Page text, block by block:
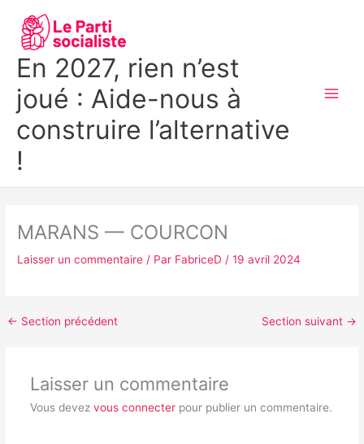
contenu
En 2027, rien n’est
joué : Aide-nous à
construire l’alternative
!
MARANS — COURCON
Laisser un commentaire / Par FabriceD/19 avril 2024
← Section précédent Section suivant →
Laisser un commentaire
Vous devez vous connecterpour publier un commentaire.